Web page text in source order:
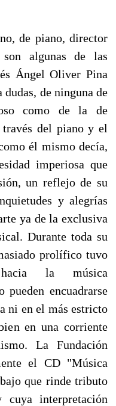
de piano, director
algunas de las
Ángel Oliver Pina
de ninguna de
como de la de
del piano y el
él mismo decía,
imperiosa que
un reflejo de su
y alegrías
ya de la exclusiva
Durante toda su
prolífico tuvo
la música
pueden encuadrarse
ni en el más estricto
en una corriente
La Fundación
el CD "Música
que rinde tributo
cuya interpretación